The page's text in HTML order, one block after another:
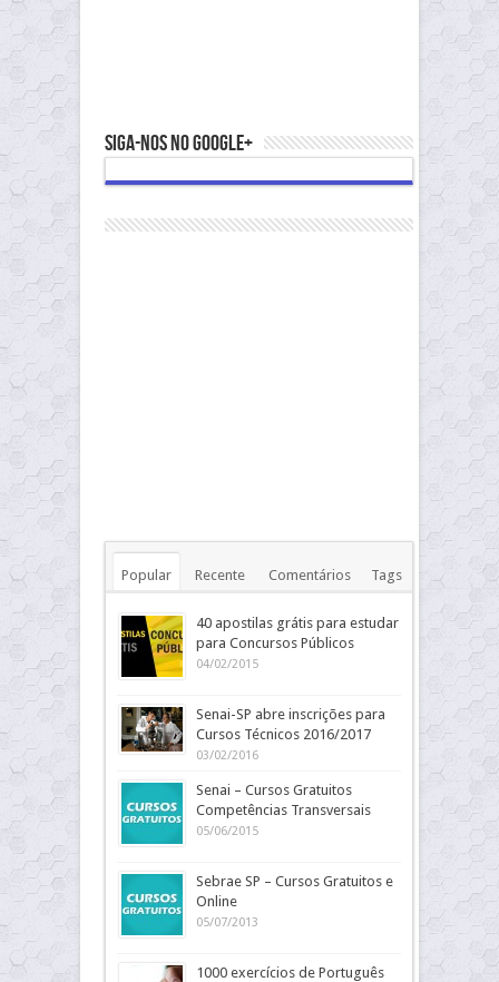
Siga-nos no Google+
Popular Recente Comentários Tags
40 apostilas grátis para estudar
para Concursos Públicos
04/02/2015
Senai-SP abre inscrições para
Cursos Técnicos 2016/2017
03/02/2016
Senai – Cursos Gratuitos
Competências Transversais
05/06/2015
Sebrae SP – Cursos Gratuitos e
Online
05/07/2013
1000 exercícios de Português